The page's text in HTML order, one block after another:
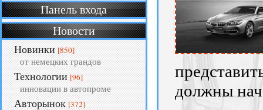
Панель входа
Новости
Новинки [850]
от немецких грандов
Технологии [96]
инновации в автопроме
Авторынок [372]
должны